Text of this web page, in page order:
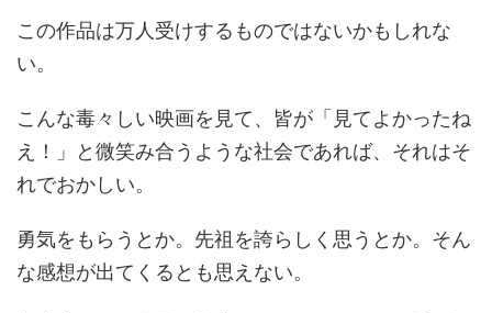
この作品は万人受けするものではないかもしれな
い。
こんな毒々しい映画を見て、皆が「見てよかったね
え！」と微笑み合うような社会であれば、それはそ
れでおかしい。
勇気をもらうとか。先祖を誇らしく思うとか。そん
な感想が出てくるとも思えない。